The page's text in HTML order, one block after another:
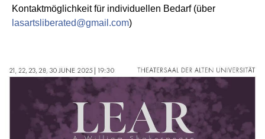
Kontaktmöglichkeit für individuellen Bedarf (über
lasartsliberated@gmail.com)